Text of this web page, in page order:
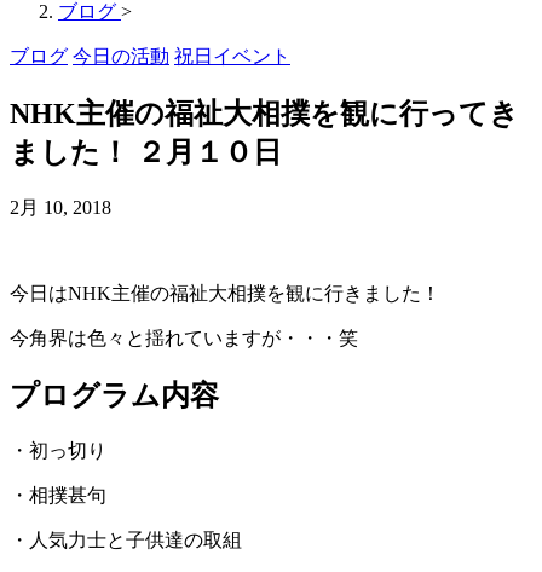
ブログ >
ブログ 今日の活動 祝日イベント
NHK主催の福祉大相撲を観に行ってき
ました！ ２月１０日
2月 10, 2018
今日はNHK主催の福祉大相撲を観に行きました！
今角界は色々と揺れていますが・・・笑
プログラム内容
・初っ切り
・相撲甚句
・人気力士と子供達の取組